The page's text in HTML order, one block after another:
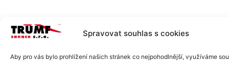
Spravovat souhlas s cookies
Aby pro vás bylo prohlížení našich stránek co nejpohodlnější, využíváme